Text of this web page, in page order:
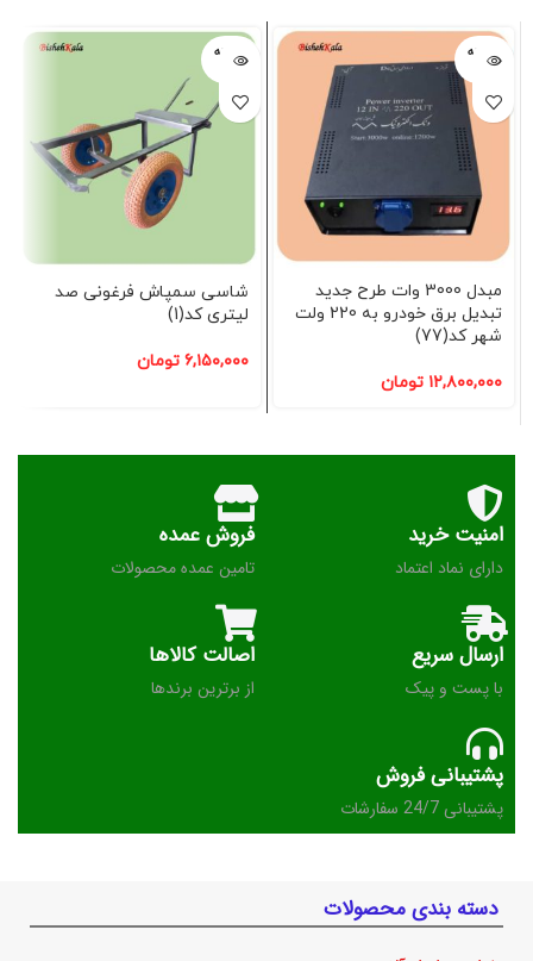
فروخته
شده
مبدل 3000 وات طرح جدید
تبدیل برق خودرو به 220 ولت
شهر کد(77)
۱۲,۸۰۰,۰۰۰ تومان
فروخته
شده
شاسی سمپاش فرغونی صد
لیتری کد(1)
۶,۱۵۰,۰۰۰ تومان
امنیت خرید
دارای نماد اعتماد
فروش عمده
تامین عمده محصولات
ارسال سریع
با پست و پیک
اصالت کالاها
از برترین برندها
پشتیبانی فروش
پشتیبانی 24/7 سفارشات
دسته بندی محصولات